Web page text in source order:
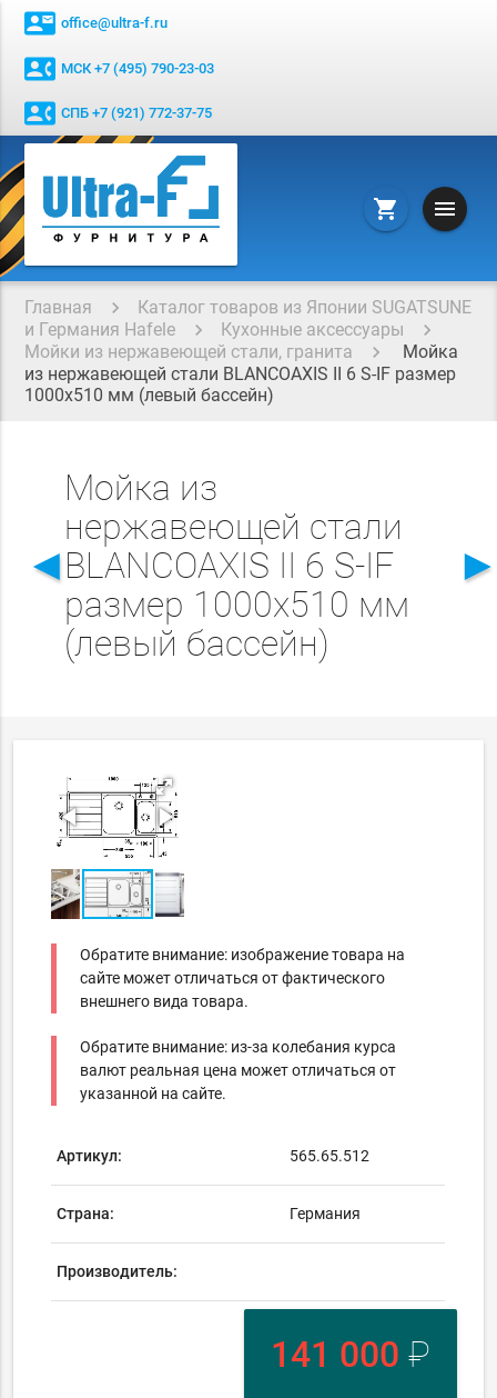
contact_mail office@ultra-f.ru
contact_phone МСК +7 (495) 790-23-03
contact_phone СПБ +7 (921) 772-37-75
shopping_cart menu
Главная
Каталог товаров из Японии SUGATSUNE
и Германия Hafele
Кухонные аксессуары
Мойки из нержавеющей стали, гранита
Мойка
из нержавеющей стали BLANCOAXIS II 6 S-IF размер
1000x510 мм (левый бассейн)
◄
Мойка из
нержавеющей стали
BLANCOAXIS II 6 S-IF
размер 1000x510 мм
(левый бассейн)
Обратите внимание: изображение товара на
сайте может отличаться от фактического
внешнего вида товара.
Обратите внимание: из-за колебания курса
валют реальная цена может отличаться от
указанной на сайте.
Артикул: 565.65.512
Страна: Германия
Производитель:
141 000 ₽